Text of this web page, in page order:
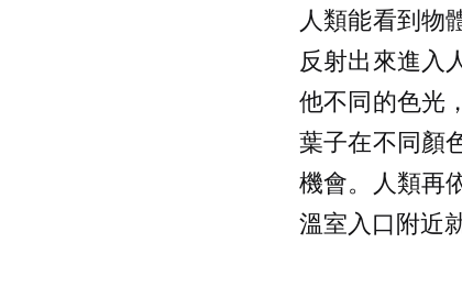
人類能看到物
反射出來進入
他不同的色光
葉子在不同顏
機會。人類再
溫室入口附近